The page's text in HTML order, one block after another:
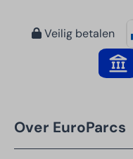
Veilig betalen
Over EuroParcs